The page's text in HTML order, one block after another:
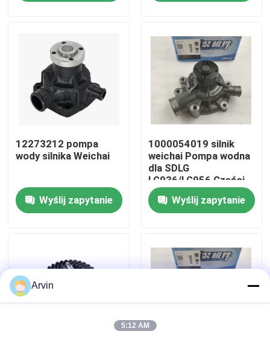
Wycieczka po fabryce
Kontrola jakości
Aktualności
Części zamienne Liugong
Części zamienne Cuminsa
12273212 pompa
wody silnika Weichai
Wyślij zapytanie
1000054019 silnik
weichai Pompa wodna
dla SDLG
LG936/LG956 Części
ładowarki kołowej
Wyślij zapytanie
Arvin
5:12 AM